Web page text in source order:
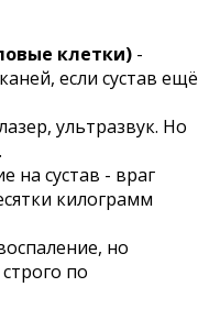
клетки) -
если сустав ещё
ультразвук. Но
на сустав - враг
килограмм
но
по